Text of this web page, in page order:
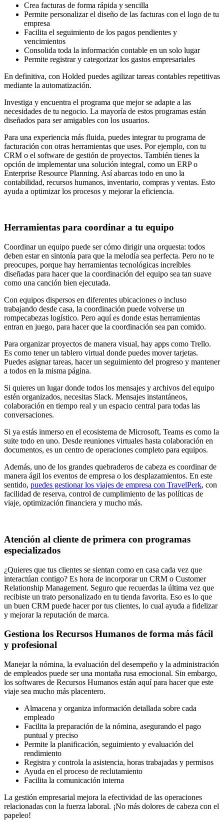
Crea facturas de forma rápida y sencilla
Permite personalizar el diseño de las facturas con el logo de tu
empresa
Facilita el seguimiento de los pagos pendientes y
vencimientos
Consolida toda la información contable en un solo lugar
Permite registrar y categorizar los gastos empresariales
En definitiva, con Holded puedes agilizar tareas contables repetitivas
mediante la automatización.
Investiga y encuentra el programa que mejor se adapte a las
necesidades de tu negocio. La mayoría de estos programas están
diseñados para ser amigables con los usuarios.
Para una experiencia más fluida, puedes integrar tu programa de
facturación con otras herramientas que uses. Por ejemplo, con tu
CRM o el software de gestión de proyectos. También tienes la
opción de implementar una solución integral, como un ERP o
Enterprise Resource Planning. Así abarcas todo en uno la
contabilidad, recursos humanos, inventario, compras y ventas. Esto
ayuda a optimizar los procesos y mejorar la eficiencia.
Herramientas para coordinar a tu equipo
Coordinar un equipo puede ser cómo dirigir una orquesta: todos
deben estar en sintonía para que la melodía sea perfecta. Pero no te
preocupes, porque hay herramientas tecnológicas increíbles
diseñadas para hacer que la coordinación del equipo sea tan suave
como una canción bien ejecutada.
Con equipos dispersos en diferentes ubicaciones o incluso
trabajando desde casa, la coordinación puede volverse un
rompecabezas logístico. Pero aquí es donde estas herramientas
entran en juego, para hacer que la coordinación sea pan comido.
Para organizar proyectos de manera visual, hay apps como Trello.
Es como tener un tablero virtual donde puedes mover tarjetas.
Puedes asignar tareas, hacer un seguimiento del progreso y mantener
a todos en la misma página.
Si quieres un lugar donde todos los mensajes y archivos del equipo
estén organizados, necesitas Slack. Mensajes instantáneos,
colaboración en tiempo real y un espacio central para todas las
conversaciones.
Si ya estás inmerso en el ecosistema de Microsoft, Teams es como la
suite todo en uno. Desde reuniones virtuales hasta colaboración en
documentos, es un centro de operaciones completo para equipos.
Además, uno de los grandes quebraderos de cabeza es coordinar de
manera ágil los eventos de empresa o los desplazamientos. En este
sentido, puedes gestionar los viajes de empresa con TravelPerk, con
facilidad de reserva, control de cumplimiento de las políticas de
viaje, optimización financiera y mucho más.
Atención al cliente de primera con programas
especializados
¿Quieres que tus clientes se sientan como en casa cada vez que
interactúan contigo? Es hora de incorporar un CRM o Customer
Relationship Management. Seguro que recuerdas la última vez que
recibiste un trato personalizado en tu tienda favorita. Eso es lo que
un buen CRM puede hacer por tus clientes, lo cual ayuda a fidelizar
y mejorar la reputación de marca.
Gestiona los Recursos Humanos de forma más fácil
y profesional
Manejar la nómina, la evaluación del desempeño y la administración
de empleados puede ser una montaña rusa emocional. Sin embargo,
los softwares de Recursos Humanos están aquí para hacer que este
viaje sea mucho más placentero.
Almacena y organiza información detallada sobre cada
empleado
Facilita la preparación de la nómina, asegurando el pago
puntual y preciso
Permite la planificación, seguimiento y evaluación del
rendimiento
Registra y controla la asistencia, horas trabajadas y permisos
Ayuda en el proceso de reclutamiento
Facilita la comunicación interna
La gestión empresarial mejora la efectividad de las operaciones
relacionadas con la fuerza laboral. ¡No más dolores de cabeza con el
papeleo!